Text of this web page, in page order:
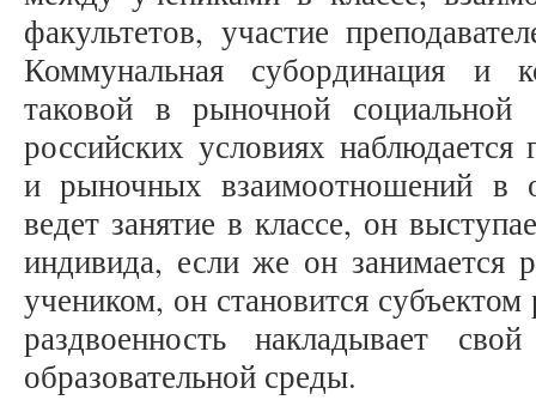
факультетов, участие
Коммунальная субординация и
таковой в рыночной
российских условиях
и рыночных взаимоотношений в
ведет занятие в классе, он
индивида, если же он занимается
учеником, он становится
раздвоенность накладывает
образовательной среды.